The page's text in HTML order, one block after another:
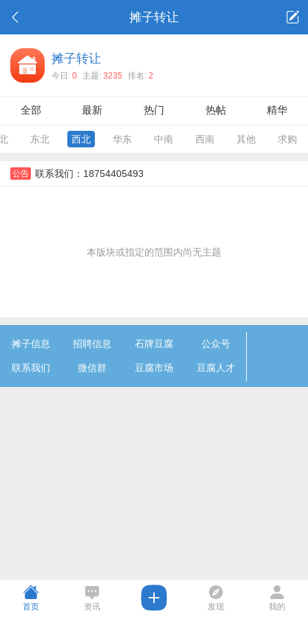
摊子转让
摊子转让
今日: 0 主题: 3235 排名: 2
全部 最新 热门 热帖 精华
东北 西北 华东 中南 西南 其他 求购
公告 联系我们：18754405493
本版块或指定的范围内尚无主题
摊子信息 招聘信息 石牌豆腐 公众号
联系我们 微信群 豆腐市场 豆腐人才
首页 资讯 发现 我的